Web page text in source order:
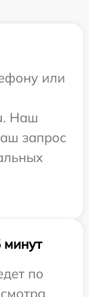
или
Наш
запрос
по